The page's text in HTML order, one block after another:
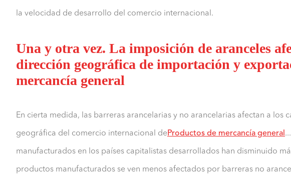
la velocidad de desarrollo del comercio internacional.
Una y otra vez. La imposición de aranceles
dirección geográfica de importación y
mercancía general
En cierta medida, las barreras arancelarias y no arancelarias afectan a los
geográfica del comercio internacional deProductos de mercancía general
manufacturados en los países capitalistas desarrollados han disminuido
productos manufacturados se ven menos afectados por barreras no